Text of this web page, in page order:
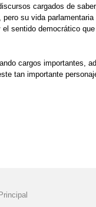
cargados de
su vida
sentido democrático
cargos importantes,
tan importante